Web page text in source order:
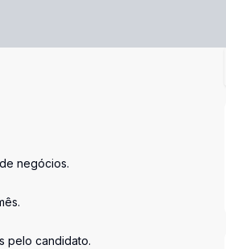
negócios.
pelo candidato.